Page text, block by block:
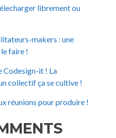
librement ou
makers : une
faire !
Codesign-it ! La
collectif ça se cultive !
réunions pour produire !